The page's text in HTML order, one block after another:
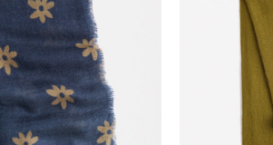
Uporedi